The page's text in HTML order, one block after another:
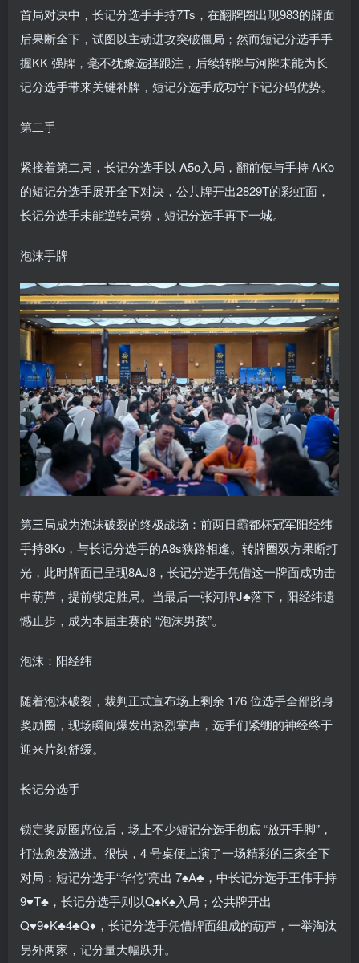
首局对决中，长记分选手手持7Ts，在翻牌圈出现983的牌面
后果断全下，试图以主动进攻突破僵局；然而短记分选手手
握KK 强牌，毫不犹豫选择跟注，后续转牌与河牌未能为长
记分选手带来关键补牌，短记分选手成功守下记分码优势。
第二手
紧接着第二局，长记分选手以 A5o入局，翻前便与手持 AKo
的短记分选手展开全下对决，公共牌开出2829T的彩虹面，
长记分选手未能逆转局势，短记分选手再下一城。
泡沫手牌
第三局成为泡沫破裂的终极战场：前两日霸都杯冠军阳经纬
手持8Ko，与长记分选手的A8s狭路相逢。转牌圈双方果断打
光，此时牌面已呈现8AJ8，长记分选手凭借这一牌面成功击
中葫芦，提前锁定胜局。当最后一张河牌J♣落下，阳经纬遗
憾止步，成为本届主赛的 “泡沫男孩”。
泡沫：阳经纬
随着泡沫破裂，裁判正式宣布场上剩余 176 位选手全部跻身
奖励圈，现场瞬间爆发出热烈掌声，选手们紧绷的神经终于
迎来片刻舒缓。
长记分选手
锁定奖励圈席位后，场上不少短记分选手彻底 “放开手脚”，
打法愈发激进。很快，4 号桌便上演了一场精彩的三家全下
对局：短记分选手“华佗”亮出 7♠A♣，中长记分选手王伟手持
9♥T♣，长记分选手则以Q♠K♠入局；公共牌开出
Q♥9♦K♣4♣Q♦，长记分选手凭借牌面组成的葫芦，一举淘汰
另外两家，记分量大幅跃升。